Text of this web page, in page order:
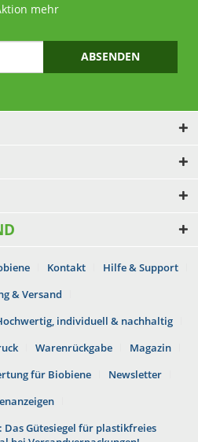
mehr
ABSENDEN
Kontakt
Hilfe & Support
& Versand
individuell & nachhaltig
Warenrückgabe
Magazin
für Biobiene
Newsletter
Das Gütesiegel für plastikfreies